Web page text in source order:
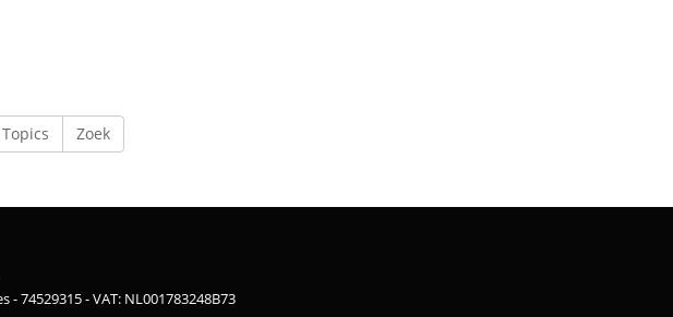
Zoek
74529315 - VAT: NL001783248B73